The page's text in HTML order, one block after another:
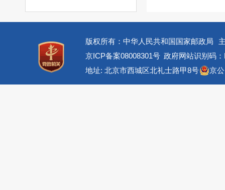
版权所有：中华人民共和国国家邮政局
京ICP备案08008301号 政府网站识别码
地址: 北京市西城区北礼士路甲8号
京